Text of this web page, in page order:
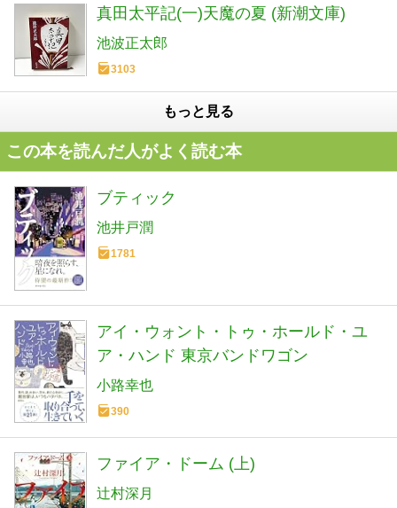
真田太平記(一)天魔の夏 (新潮文庫)
池波正太郎
3103
もっと見る
この本を読んだ人がよく読む本
ブティック
池井戸潤
1781
アイ・ウォント・トゥ・ホールド・ユ
ア・ハンド 東京バンドワゴン
小路幸也
390
ファイア・ドーム (上)
辻村深月